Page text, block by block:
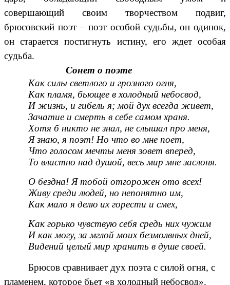
совершающий своим творчеством подвиг,
брюсовский поэт – поэт особой судьбы, он одинок,
он старается постигнуть истину, его ждет особая
судьба.
Сонет о поэте
Как силы светлого и грозного огня,
Как пламя, бьющее в холодный небосвод,
И жизнь, и гибель я; мой дух всегда живет,
Зачатие и смерть в себе самом храня.
Хотя б никто не знал, не слышал про меня,
Я знаю, я поэт! Но что во мне поет,
Что голосом мечты меня зовет вперед,
То властно над душой, весь мир мне заслоня.
О бездна! Я тобой отгорожен ото всех!
Живу среди людей, но непонятно им,
Как мало я делю их горести и смех,
Как горько чувствую себя средь них чужим
И как могу, за мглой моих безмолвных дней,
Видений целый мир хранить в душе своей.
Брюсов сравнивает дух поэта с силой огня, с
пламенем, которое бьет «в холодный небосвод».